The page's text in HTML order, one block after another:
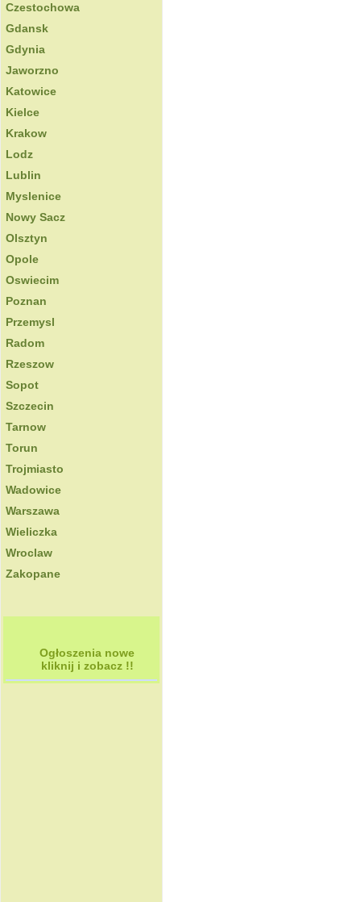
Czestochowa
Gdansk
Gdynia
Jaworzno
Katowice
Kielce
Krakow
Lodz
Lublin
Myslenice
Nowy Sacz
Olsztyn
Opole
Oswiecim
Poznan
Przemysl
Radom
Rzeszow
Sopot
Szczecin
Tarnow
Torun
Trojmiasto
Wadowice
Warszawa
Wieliczka
Wroclaw
Zakopane
Ogłoszenia nowe
kliknij i zobacz !!